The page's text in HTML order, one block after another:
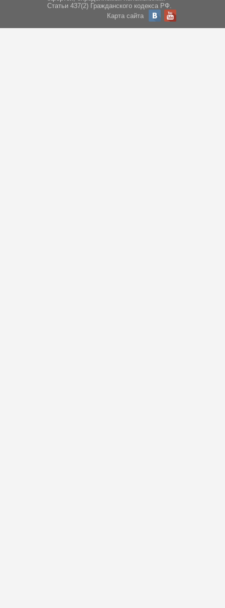
Статьи 437(2) Гражданского кодекса РФ.
Карта сайта